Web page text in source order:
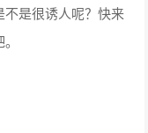
是很诱人呢？快来